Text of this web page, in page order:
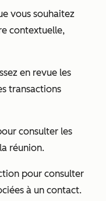
vous souhaitez
contextuelle,
en revue les
transactions
consulter les
réunion.
pour consulter
à un contact.